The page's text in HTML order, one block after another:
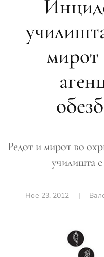
мирот
Редот и мирот во
училишта
Ное 23, 2012 |